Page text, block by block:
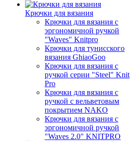
Крючки для вязания
Крючки для вязания с
эргономичной ручкой
"Waves" Knitpro
Крючки для тунисского
вязания GhiaoGoo
Крючки для вязания с
ручкой серии "Steel" Knit
Pro
Крючки для вязания с
ручкой с вельветовым
покрытием NAKO
Крючки для вязания с
эргономичной ручкой
"Waves 2.0" KNITPRO